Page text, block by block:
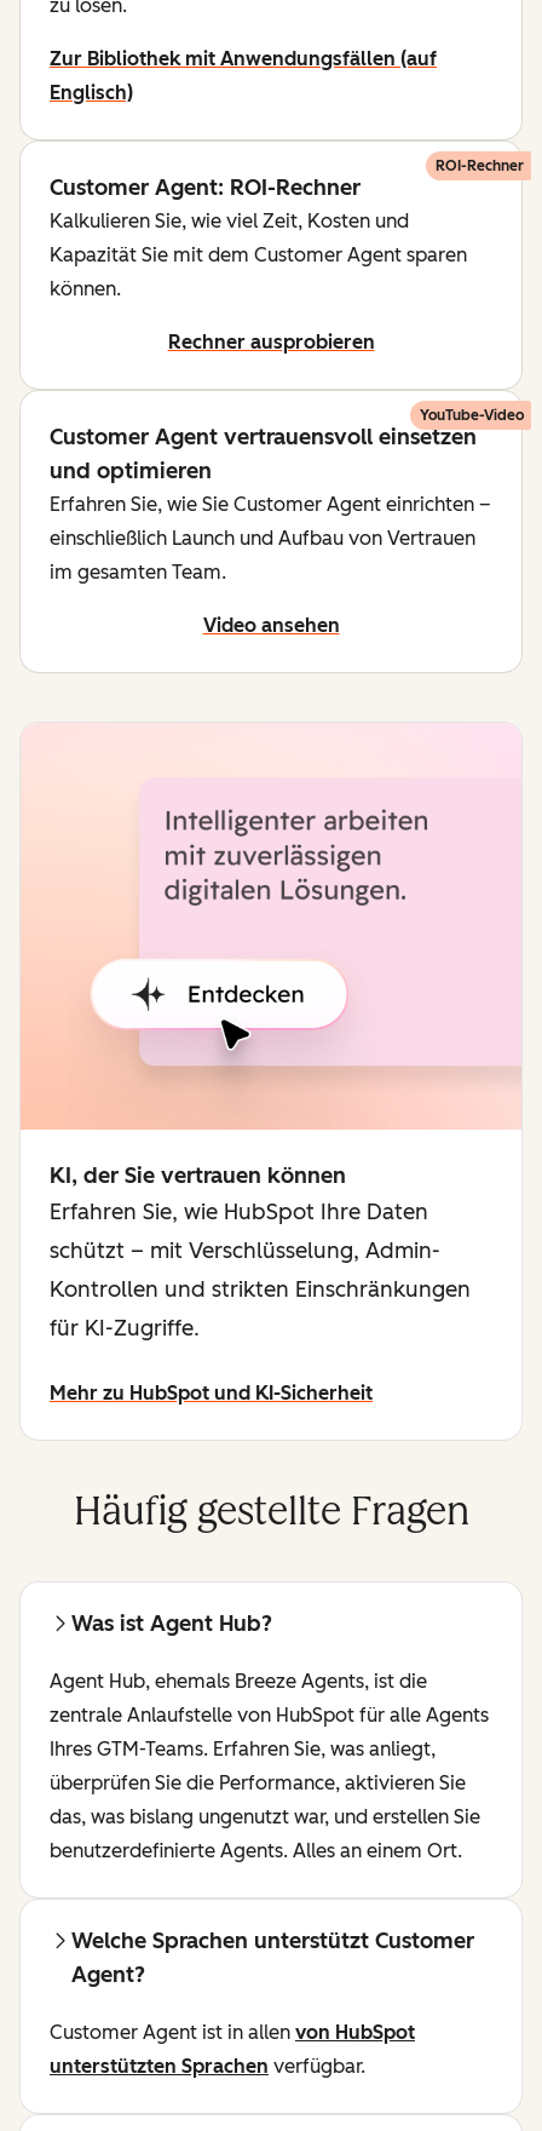
zu lösen.
Zur Bibliothek mit Anwendungsfällen (auf
Englisch)
ROI-Rechner
Customer Agent: ROI-Rechner
Kalkulieren Sie, wie viel Zeit, Kosten und
Kapazität Sie mit dem Customer Agent sparen
können.
Rechner ausprobieren
YouTube-Video
Customer Agent vertrauensvoll einsetzen
und optimieren
Erfahren Sie, wie Sie Customer Agent einrichten –
einschließlich Launch und Aufbau von Vertrauen
im gesamten Team.
Video ansehen
KI, der Sie vertrauen können
Erfahren Sie, wie HubSpot Ihre Daten
schützt – mit Verschlüsselung, Admin-
Kontrollen und strikten Einschränkungen
für KI-Zugriffe.
Mehr zu HubSpot und KI-Sicherheit
Häufig gestellte Fragen
Was ist Agent Hub?
Agent Hub, ehemals Breeze Agents, ist die
zentrale Anlaufstelle von HubSpot für alle Agents
Ihres GTM-Teams. Erfahren Sie, was anliegt,
überprüfen Sie die Performance, aktivieren Sie
das, was bislang ungenutzt war, und erstellen Sie
benutzerdefinierte Agents. Alles an einem Ort.
Welche Sprachen unterstützt Customer
Agent?
Customer Agent ist in allen von HubSpot
unterstützten Sprachen verfügbar.